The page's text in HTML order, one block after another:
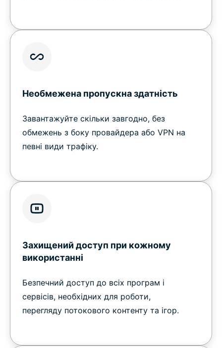
Необмежена пропускна здатність
Завантажуйте скільки завгодно, без
обмежень з боку провайдера або VPN на
певні види трафіку.
Захищений доступ при кожному
використанні
Безпечний доступ до всіх програм і
сервісів, необхідних для роботи,
перегляду потокового контенту та ігор.